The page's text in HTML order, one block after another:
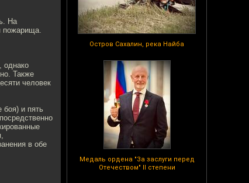
Остров Сахалин, река Найба
Медаль ордена "За заслуги перед
Отечеством" II степени
На
пожарища.
однако
Также
человек
боя) и пять
в обе